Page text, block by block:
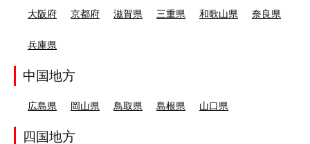
大阪府 京都府 滋賀県 三重県 和歌山県 奈良県
兵庫県
中国地方
広島県 岡山県 鳥取県 島根県 山口県
四国地方